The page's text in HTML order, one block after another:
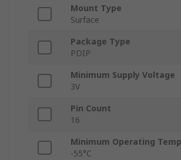
Mount Type
Surface
Package Type
PDIP
Minimum Supply Voltage
3V
Pin Count
16
Minimum Operating
-55°C